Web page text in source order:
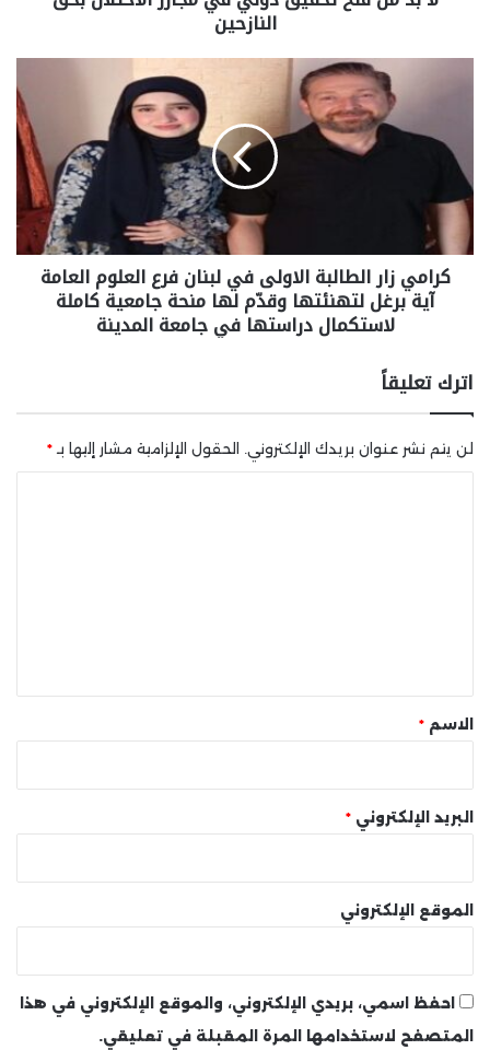
النازحين
كرامي زار الطالبة الاولى في لبنان فرع العلوم العامة
آية برغل لتهنئتها وقدّم لها منحة جامعية كاملة
لاستكمال دراستها في جامعة المدينة
اترك تعليقاً
لن يتم نشر عنوان بريدك الإلكتروني. الحقول الإلزامية مشار إليها بـ*
* الاسم *
البريد الإلكتروني *
الموقع الإلكتروني
احفظ اسمي، بريدي الإلكتروني، والموقع الإلكتروني في هذا
المتصفح لاستخدامها المرة المقبلة في تعليقي.